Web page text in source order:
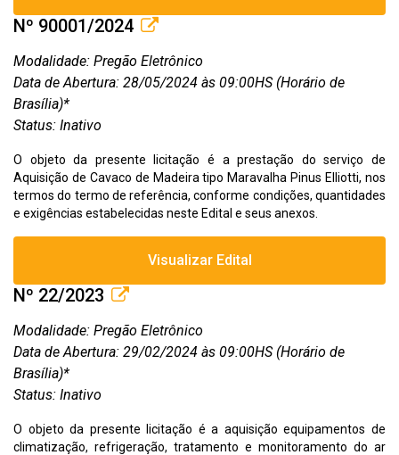
Nº 90001/2024
Modalidade: Pregão Eletrônico
Data de Abertura: 28/05/2024 às 09:00HS (Horário de
Brasília)*
Status: Inativo
O objeto da presente licitação é a prestação do serviço de
Aquisição de Cavaco de Madeira tipo Maravalha Pinus Elliotti, nos
termos do termo de referência, conforme condições, quantidades
e exigências estabelecidas neste Edital e seus anexos.
Visualizar Edital
Nº 22/2023
Modalidade: Pregão Eletrônico
Data de Abertura: 29/02/2024 às 09:00HS (Horário de
Brasília)*
Status: Inativo
O objeto da presente licitação é a aquisição equipamentos de
climatização, refrigeração, tratamento e monitoramento do ar